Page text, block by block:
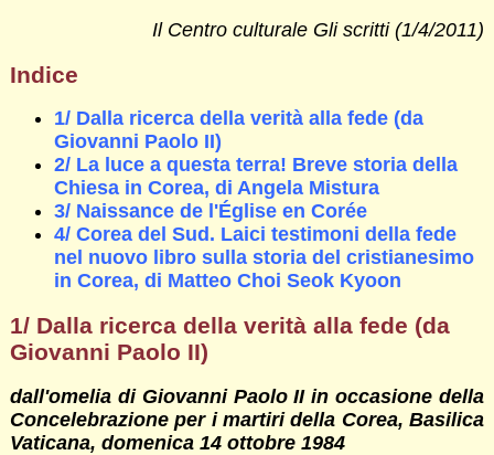
Il Centro culturale Gli scritti (1/4/2011)
Indice
1/ Dalla ricerca della verità alla fede (da
Giovanni Paolo II)
2/ La luce a questa terra! Breve storia della
Chiesa in Corea, di Angela Mistura
3/ Naissance de l'Église en Corée
4/ Corea del Sud. Laici testimoni della fede
nel nuovo libro sulla storia del cristianesimo
in Corea, di Matteo Choi Seok Kyoon
1/ Dalla ricerca della verità alla fede (da
Giovanni Paolo II)
dall'omelia di Giovanni Paolo II in occasione della
Concelebrazione per i martiri della Corea, Basilica
Vaticana, domenica 14 ottobre 1984